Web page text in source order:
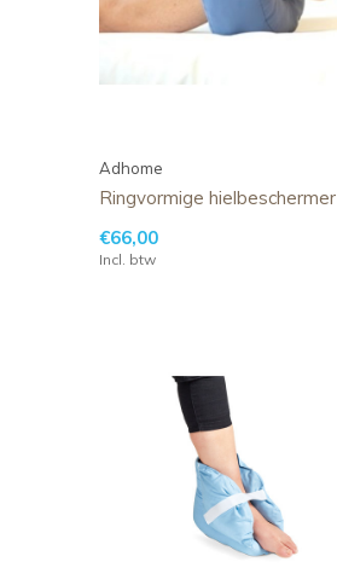
Adhome
Ringvormige hielbeschermer
€66,00
Incl. btw